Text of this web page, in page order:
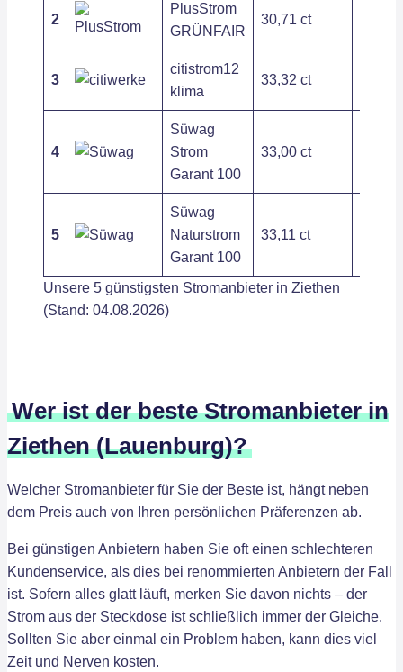
2
PlusStrom
GRÜNFAIR
30,71 ct
3
citistrom12
klima
33,32 ct
4
Süwag
Strom
Garant 100
33,00 ct
5
Süwag
Naturstrom
Garant 100
33,11 ct
Unsere 5 günstigsten Stromanbieter in Ziethen
(Stand: 04.08.2026)
Wer ist der beste Stromanbieter in
Ziethen (Lauenburg)?
Welcher Stromanbieter für Sie der Beste ist, hängt neben
dem Preis auch von Ihren persönlichen Präferenzen ab.
Bei günstigen Anbietern haben Sie oft einen schlechteren
Kundenservice, als dies bei renommierten Anbietern der Fall
ist. Sofern alles glatt läuft, merken Sie davon nichts – der
Strom aus der Steckdose ist schließlich immer der Gleiche.
Sollten Sie aber einmal ein Problem haben, kann dies viel
Zeit und Nerven kosten.